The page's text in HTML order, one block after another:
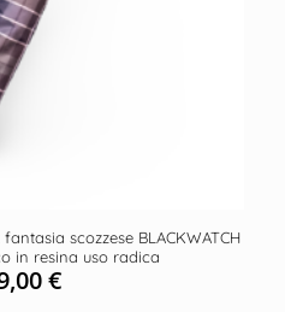
scozzese BLACKWATCH
in resina uso radica
€